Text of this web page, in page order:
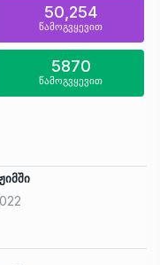
50,254
წამოგვყევით
5870
წამოგვყევით